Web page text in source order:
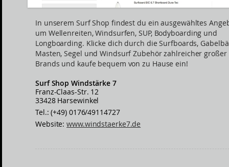
In unserem Surf Shop findest du ein ausgewähltes
um Wellenreiten, Windsurfen, SUP, Bodyboarding und
Longboarding. Klicke dich durch die Surfboards,
Masten, Segel und Windsurf Zubehör zahlreicher großer
Brands und kaufe bequem von zu Hause ein!
Surf Shop Windstärke 7
Franz-Claas-Str. 12
33428 Harsewinkel
Tel.: (+49) 0176/49114727
Website:www.windstaerke7.de